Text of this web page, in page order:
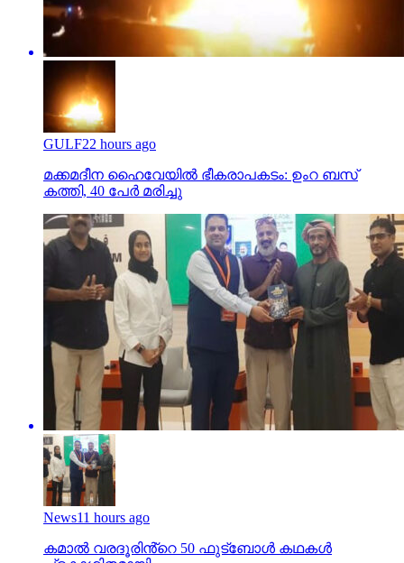
GULF22 hours ago
മക്കമദീന ഹൈവേയില്‍ ഭീകരാപകടം: ഉംറ ബസ്
കത്തി, 40 പേര്‍ മരിച്ചു
News11 hours ago
കമാൽ വരദൂരിൻ്റെ 50 ഫുട്ബോൾ കഥകൾ